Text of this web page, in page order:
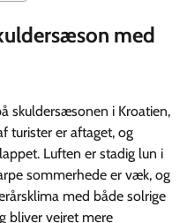
med
skuldersæsonen i Kroatien,
turister er aftaget, og
Luften er stadig lun i
sommerhede er væk, og
med både solrige
bliver vejret mere